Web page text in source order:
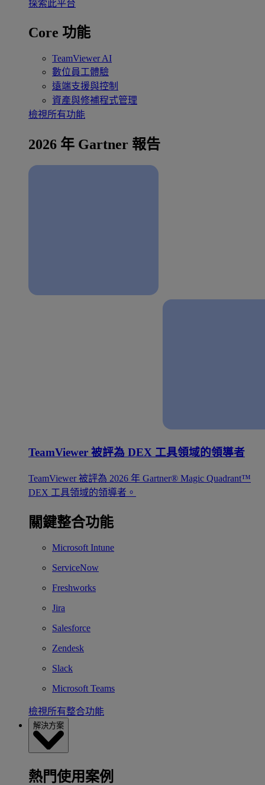
探索此平台
Core 功能
TeamViewer AI
數位員工體驗
遠端支援與控制
資產與修補程式管理
檢視所有功能
2026 年 Gartner 報告
TeamViewer 被評為 DEX 工具領域的領導者
TeamViewer 被評為 2026 年 Gartner® Magic Quadrant™
DEX 工具領域的領導者。
關鍵整合功能
Microsoft Intune
ServiceNow
Freshworks
Jira
Salesforce
Zendesk
Slack
Microsoft Teams
檢視所有整合功能
解決方案
熱門使用案例